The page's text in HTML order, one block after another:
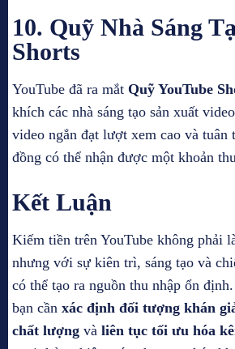
10. Quỹ Nhà Sáng
Shorts
YouTube đã ra mắt Quỹ YouTube
khích các nhà sáng tạo sản xuất
video ngắn đạt lượt xem cao và tuân
đồng có thể nhận được một khoản
Kết Luận
Kiếm tiền trên YouTube không phải
nhưng với sự kiên trì, sáng tạo và
có thể tạo ra nguồn thu nhập ổn
bạn cần xác định đối tượng khán
chất lượng và liên tục tối ưu hóa